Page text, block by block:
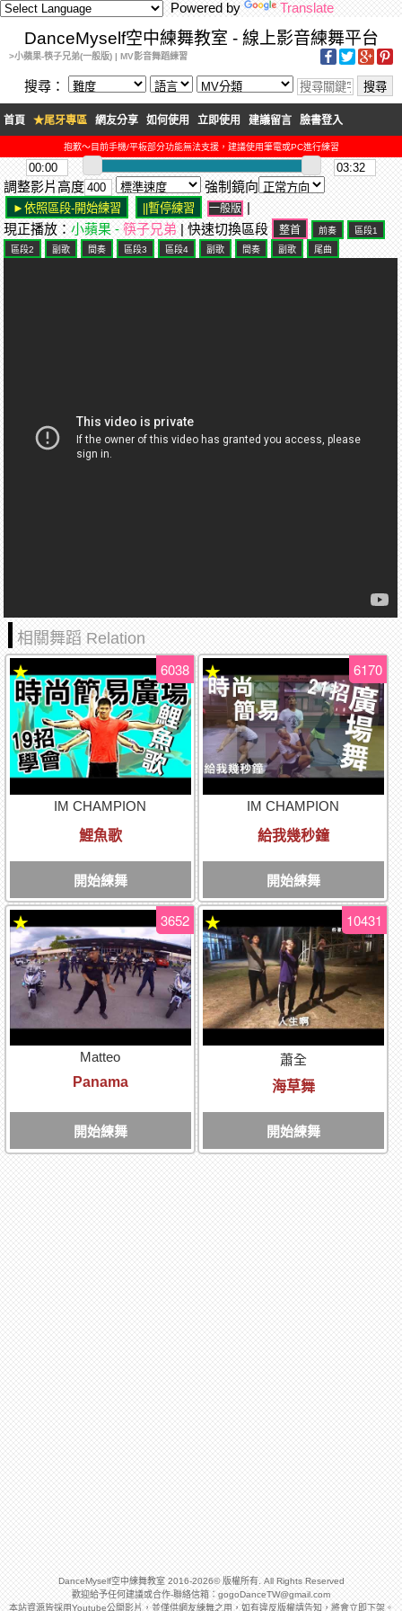
Powered by Translate
DanceMyself空中練舞教室 - 線上影音練舞平台
>小蘋果-筷子兄弟(一般版) | MV影音舞蹈練習
搜尋：
首頁 ★尾牙專區 網友分享 如何使用 立即使用 建議留言 臉書登入
抱歉～目前手機/平板部分功能無法支援，建議使用筆電或PC進行練習
調整影片高度 強制鏡向
一般版 |
現正播放：小蘋果 -筷子兄弟 | 快速切換區段
相關舞蹈 Relation
IM CHAMPION
鯉魚歌
開始練舞
6038
★
IM CHAMPION
給我幾秒鐘
開始練舞
6170
★
Matteo
Panama
開始練舞
3652
★
蕭全
海草舞
開始練舞
10431
★
DanceMyself空中練舞教室 2016-2026© 版權所有. All Rights Reserved
歡迎給予任何建議或合作-聯絡信箱： gogoDanceTW@gmail.com
本站資源皆採用Youtube公開影片，並僅供網友練舞之用，如有違反版權請告知，將會立即下架。